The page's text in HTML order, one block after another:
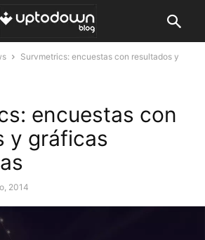
Survmetrics: encuestas con resultados y
encuestas con
y gráficas
2014